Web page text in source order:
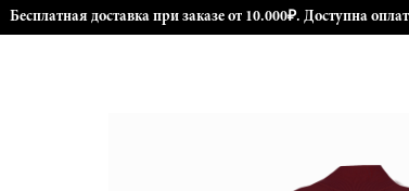
Бесплатная доставка при заказе от 10.000₽. Доступна